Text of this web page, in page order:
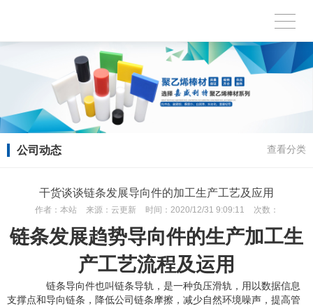
公司动态 查看分类
干货谈谈链条发展导向件的加工生产工艺及应用
作者： 本站 来源： 云更新 时间： 2020/12/31 9:09:11 次数：
链条发展趋势导向件的生产加工生
产工艺流程及运用
链条导向件也叫链条导轨，是一种负压滑轨，用以数据信息
支撑点和导向链条，降低公司链条摩擦，减少自然环境噪声，提高管